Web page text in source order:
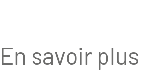
En savoir plus